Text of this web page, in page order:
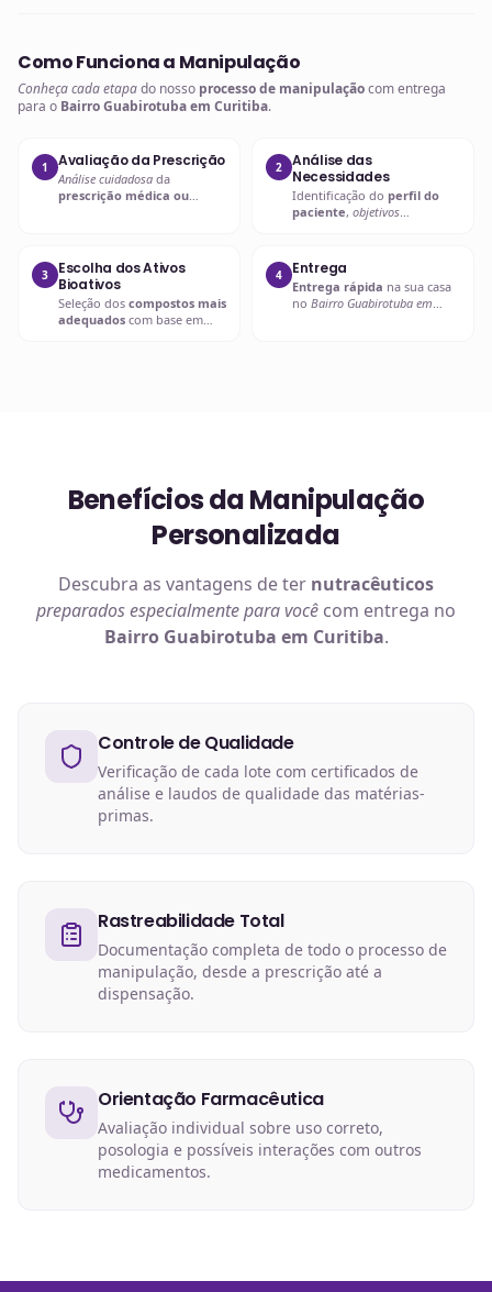
Como Funciona a Manipulação
Conheça cada etapado nosso processo de manipulaçãocom entrega
para o Bairro Guabirotuba em Curitiba.
1 Avaliação da Prescrição
Análise cuidadosa da
prescrição médica ou
2
Análise das
Necessidades
Identificação do perfil do
paciente, objetivos
3
Escolha dos Ativos
Bioativos
Seleção dos compostos mais
adequados com base em
4 Entrega
Entrega rápida na sua casa
no Bairro Guabirotuba em
Benefícios da Manipulação
Personalizada
Descubra as vantagens de ter nutracêuticos
preparados especialmente para você com entrega no
Bairro Guabirotuba em Curitiba.
Controle de Qualidade
Verificação de cada lote com certificados de
análise e laudos de qualidade das matérias-
primas.
Rastreabilidade Total
Documentação completa de todo o processo de
manipulação, desde a prescrição até a
dispensação.
Orientação Farmacêutica
Avaliação individual sobre uso correto,
posologia e possíveis interações com outros
medicamentos.